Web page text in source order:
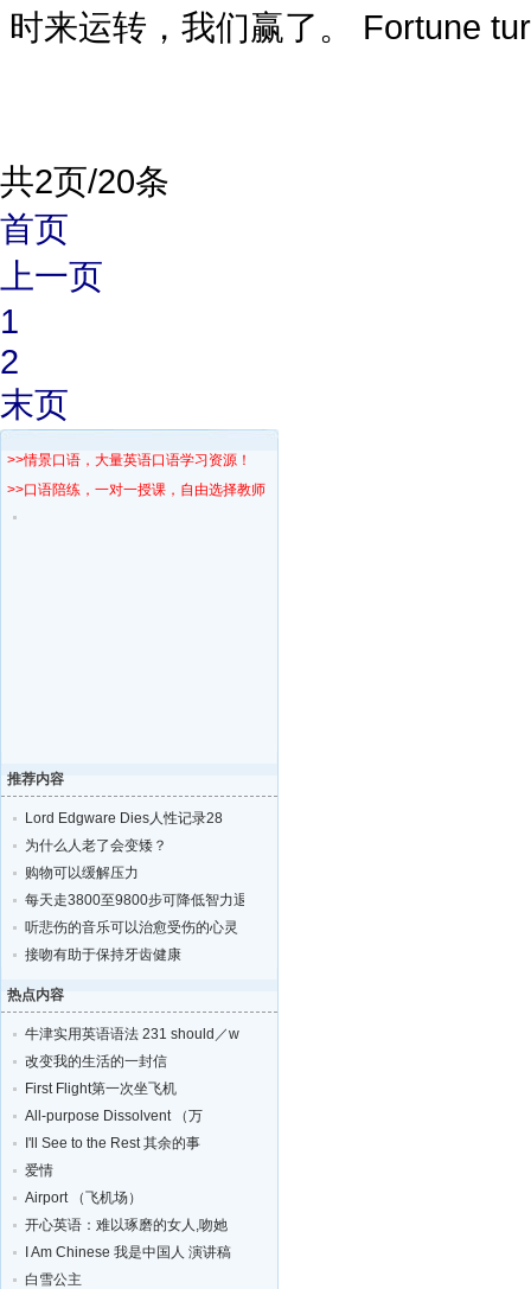
时来运转，我们赢了。 Fortune
共2页/20条
首页
上一页
1
2
末页
>>情景口语，大量英语口语学习资源！
>>口语陪练，一对一授课，自由选择教师！
推荐内容
Lord Edgware Dies人性记录28
为什么人老了会变矮？
购物可以缓解压力
每天走3800至9800步可降低智力退化的风险
听悲伤的音乐可以治愈受伤的心灵
接吻有助于保持牙齿健康
热点内容
牛津实用英语语法 231 should／w
改变我的生活的一封信
First Flight第一次坐飞机
All-purpose Dissolvent （万
I'll See to the Rest 其余的事
爱情
Airport （飞机场）
开心英语：难以琢磨的女人,吻她
I Am Chinese 我是中国人 演讲稿
白雪公主